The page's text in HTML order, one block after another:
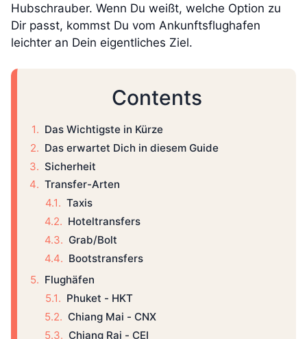
Hubschrauber. Wenn Du weißt, welche Option zu
Dir passt, kommst Du vom Ankunftsflughafen
leichter an Dein eigentliches Ziel.
Contents
Das Wichtigste in Kürze
Das erwartet Dich in diesem Guide
Sicherheit
Transfer-Arten
Taxis
Hoteltransfers
Grab/Bolt
Bootstransfers
Flughäfen
Phuket - HKT
Chiang Mai - CNX
Chiang Rai - CEI